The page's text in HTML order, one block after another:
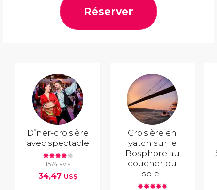
Réserver
Dîner-croisière
avec spectacle
1574 avis
34,47 US$
Croisière en
yatch sur le
Bosphore au
coucher du
soleil